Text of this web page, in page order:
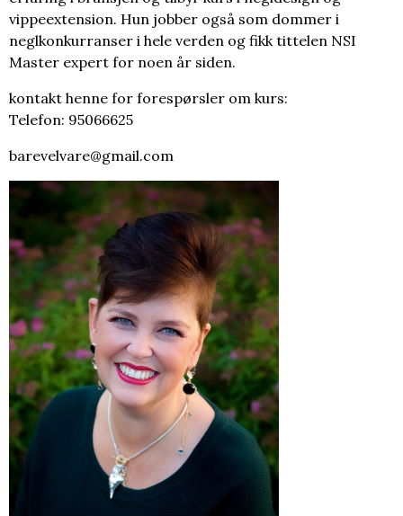
vippeextension. Hun jobber også som dommer i
neglkonkurranser i hele verden og fikk tittelen NSI
Master expert for noen år siden.
kontakt henne for forespørsler om kurs:
Telefon: 95066625
barevelvare@gmail.com